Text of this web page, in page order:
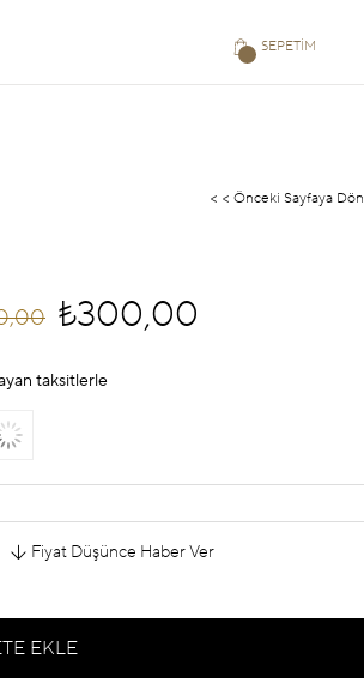
SEPETIM
< < Önceki Sayfaya Dön
₺300,00
taksitlerle
Fiyat Düşünce Haber Ver